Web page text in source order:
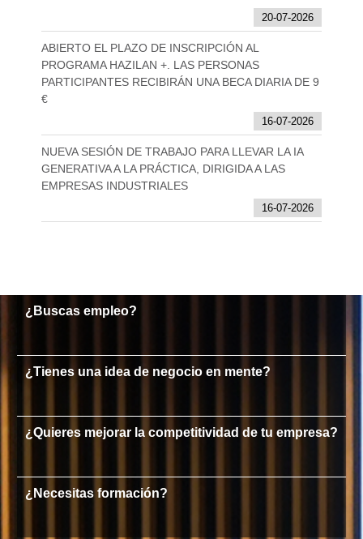
20-07-2026
ABIERTO EL PLAZO DE INSCRIPCIÓN AL
PROGRAMA HAZILAN +. LAS PERSONAS
PARTICIPANTES RECIBIRÁN UNA BECA DIARIA DE 9
€
16-07-2026
NUEVA SESIÓN DE TRABAJO PARA LLEVAR LA IA
GENERATIVA A LA PRÁCTICA, DIRIGIDA A LAS
EMPRESAS INDUSTRIALES
16-07-2026
¿Buscas empleo?
¿Tienes una idea de negocio en mente?
¿Quieres mejorar la competitividad de tu empresa?
¿Necesitas formación?